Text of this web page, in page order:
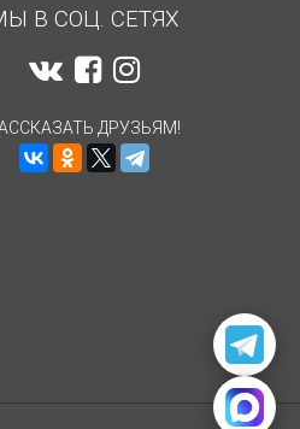
В СОЦ. СЕТЯХ
ДРУЗЬЯМ!